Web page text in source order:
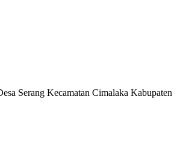
Serang Kecamatan Cimalaka Kabupaten